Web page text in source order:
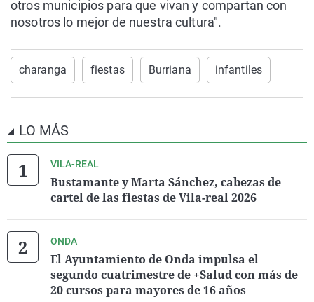
otros municipios para que vivan y compartan con
nosotros lo mejor de nuestra cultura".
charanga fiestas Burriana infantiles
LO MÁS
VILA-REAL
Bustamante y Marta Sánchez, cabezas de
cartel de las fiestas de Vila-real 2026
ONDA
El Ayuntamiento de Onda impulsa el
segundo cuatrimestre de +Salud con más de
20 cursos para mayores de 16 años